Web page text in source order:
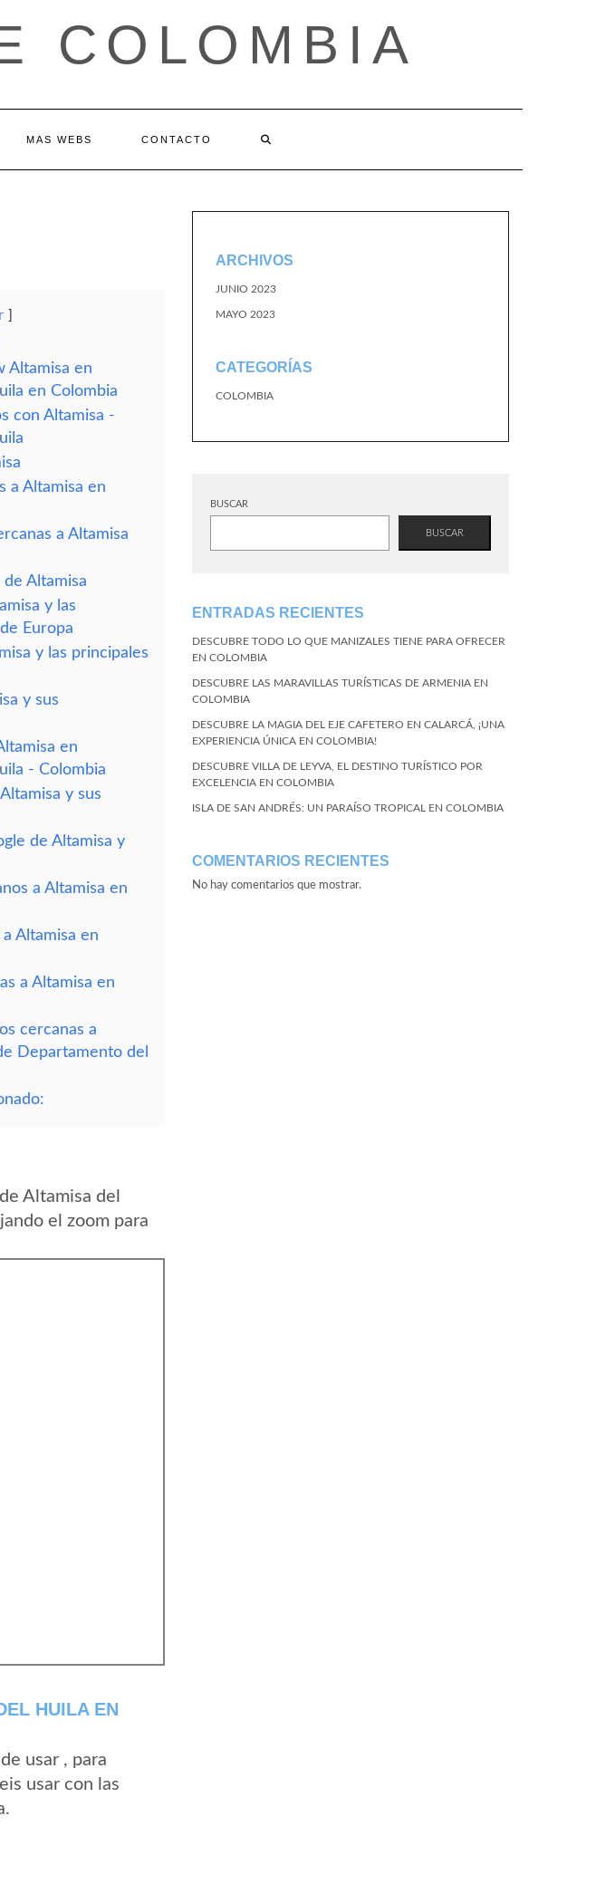
COLOMBIA
MAS WEBS CONTACTO
Altamisa en
en Colombia
con Altamisa -
a Altamisa en
a Altamisa
Altamisa
y las
Europa
y las principales
y sus
en
- Colombia
y sus
de Altamisa y
a Altamisa en
Altamisa en
a Altamisa en
cercanas a
Departamento del
Altamisa del
el zoom para
HUILA EN
usar , para
usar con las
ARCHIVOS
JUNIO 2023
MAYO 2023
CATEGORÍAS
COLOMBIA
BUSCAR
BUSCAR
ENTRADAS RECIENTES
DESCUBRE TODO LO QUE MANIZALES TIENE PARA OFRECER
EN COLOMBIA
DESCUBRE LAS MARAVILLAS TURÍSTICAS DE ARMENIA EN
COLOMBIA
DESCUBRE LA MAGIA DEL EJE CAFETERO EN CALARCÁ, ¡UNA
EXPERIENCIA ÚNICA EN COLOMBIA!
DESCUBRE VILLA DE LEYVA, EL DESTINO TURÍSTICO POR
EXCELENCIA EN COLOMBIA
ISLA DE SAN ANDRÉS: UN PARAÍSO TROPICAL EN COLOMBIA
COMENTARIOS RECIENTES
No hay comentarios que mostrar.